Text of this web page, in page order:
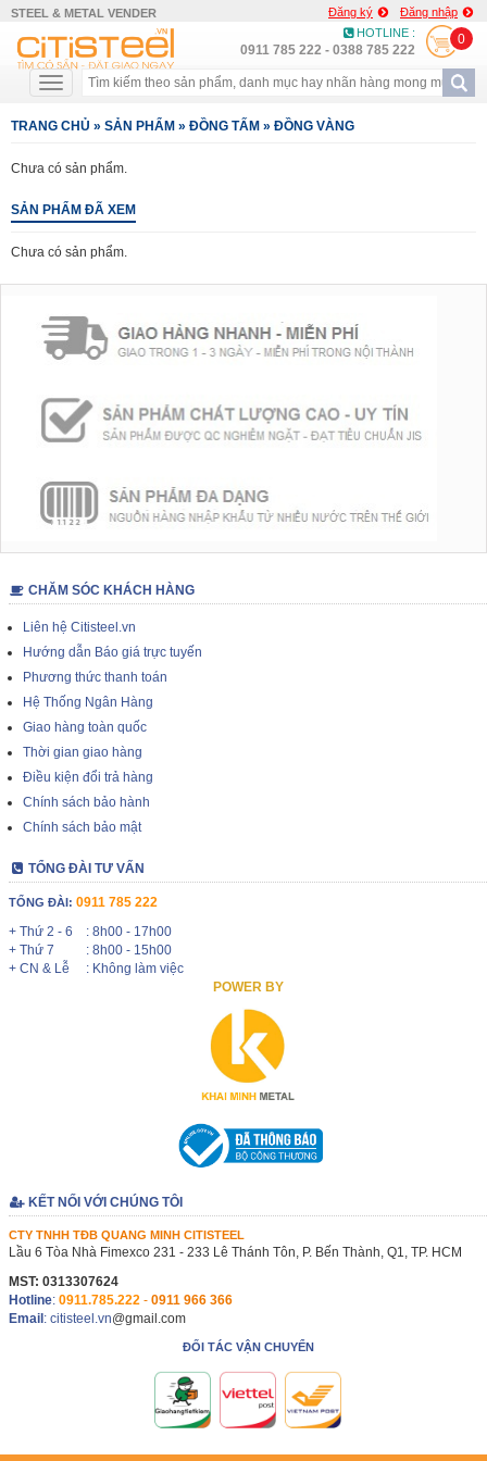
STEEL & METAL VENDER Đăng ký
Đăng nhập
HOTLINE :
0911 785 222 - 0388 785 222
0
TRANG CHỦ » SẢN PHẨM » ĐỒNG TẤM » ĐỒNG VÀNG
Chưa có sản phẩm.
SẢN PHẨM ĐÃ XEM
Chưa có sản phẩm.
CHĂM SÓC KHÁCH HÀNG
Liên hệ Citisteel.vn
Hướng dẫn Báo giá trực tuyến
Phương thức thanh toán
Hệ Thống Ngân Hàng
Giao hàng toàn quốc
Thời gian giao hàng
Điều kiện đổi trả hàng
Chính sách bảo hành
Chính sách bảo mật
TỔNG ĐÀI TƯ VẤN
TỔNG ĐÀI: 0911 785 222
+ Thứ 2 - 6
: 8h00 - 17h00
+ Thứ 7
: 8h00 - 15h00
+ CN & Lễ
: Không làm việc
POWER BY
KẾT NỐI VỚI CHÚNG TÔI
CTY TNHH TĐB QUANG MINH CITISTEEL
Lầu 6 Tòa Nhà Fimexco 231 - 233 Lê Thánh Tôn, P. Bến Thành, Q1, TP. HCM
MST: 0313307624
Hotline: 0911.785.222 - 0911 966 366
Email: citisteel.vn@gmail.com
ĐỐI TÁC VẬN CHUYỂN